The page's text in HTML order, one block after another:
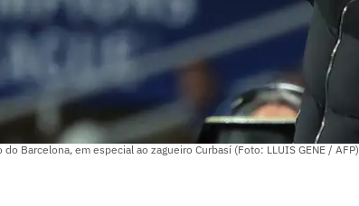
do Barcelona, em especial ao zagueiro Curbasí (Foto: LLUIS GENE / AFP)